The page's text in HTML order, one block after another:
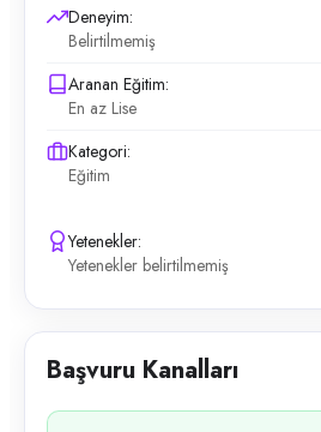
Deneyim:
Belirtilmemiş
Aranan Eğitim:
En az Lise
Kategori:
Eğitim
Yetenekler:
Yetenekler belirtilmemiş
Başvuru Kanalları